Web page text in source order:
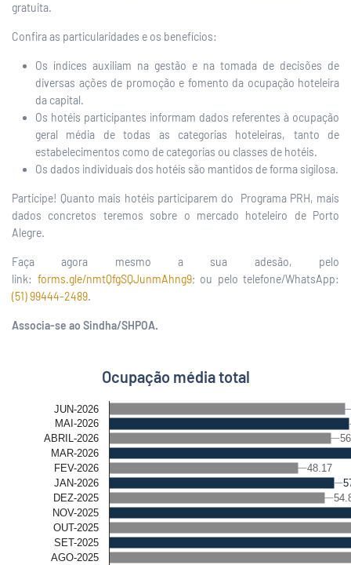
gratuita.
Confira as particularidades e os benefícios:
Os índices auxiliam na gestão e na tomada de decisões de
diversas ações de promoção e fomento da ocupação hoteleira
da capital.
Os hotéis participantes informam dados referentes à ocupação
geral média de todas as categorias hoteleiras, tanto de
estabelecimentos como de categorias ou classes de hotéis.
Os dados individuais dos hotéis são mantidos de forma sigilosa.
Participe! Quanto mais hotéis participarem do Programa PRH, mais
dados concretos teremos sobre o mercado hoteleiro de Porto
Alegre.
Faça agora mesmo a sua adesão, pelo
link: forms.gle/nmtQfgSQJunmAhng9; ou pelo telefone/WhatsApp:
(51) 99444-2489.
Associa-se ao Sindha/SHPOA.
Ocupação média total
JUN-2026
MAI-2026
ABRIL-2026
MAR-2026
FEV-2026
JAN-2026
DEZ-2025
NOV-2025
OUT-2025
SET-2025
AGO-2025
48.17
48.17